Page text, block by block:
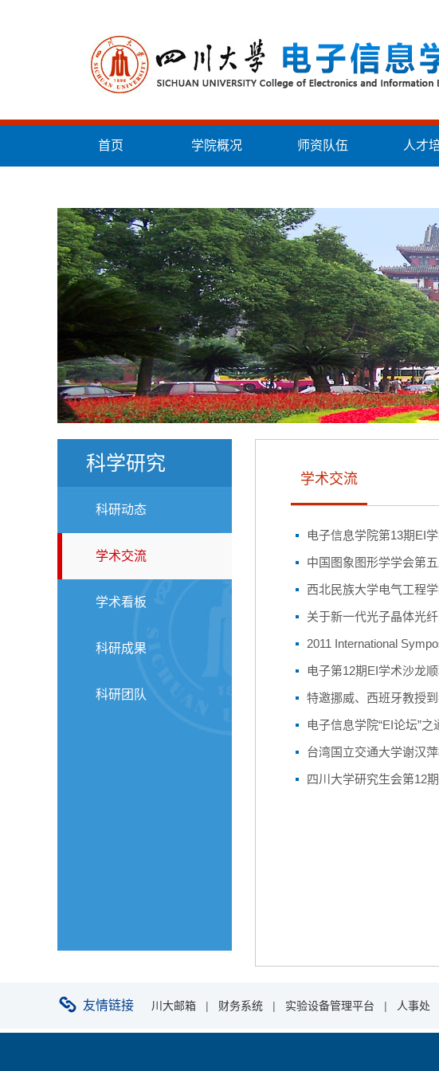
首页 学院概况 师资队伍 人才
科学研究
科研动态
学术交流
学术看板
科研成果
科研团队
学术交流
电子信息学院第13期EI
中国图象图形学学会第
西北民族大学电气工程
关于新一代光子晶体光
2011 International
电子第12期EI学术沙龙
特邀挪威、西班牙教授
电子信息学院“EI论坛”
台湾国立交通大学谢汉
四川大学研究生会第12
友情链接 川大邮箱 | 财务系统 | 实验设备管理平台 | 人事处